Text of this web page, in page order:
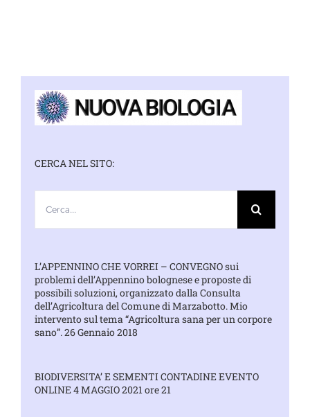
CERCA NEL SITO:
Cerca
per:
L’APPENNINO CHE VORREI – CONVEGNO sui
problemi dell’Appennino bolognese e proposte di
possibili soluzioni, organizzato dalla Consulta
dell’Agricoltura del Comune di Marzabotto. Mio
intervento sul tema “Agricoltura sana per un corpore
sano”. 26 Gennaio 2018
BIODIVERSITA’ E SEMENTI CONTADINE EVENTO
ONLINE 4 MAGGIO 2021 ore 21